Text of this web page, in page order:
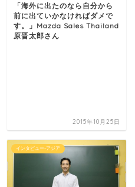
「海外に出たのなら自分から
前に出ていかなければダメで
す。」Mazda Sales Thailand
原晋太郎さん
2015年10月25日
インタビュー-アジア